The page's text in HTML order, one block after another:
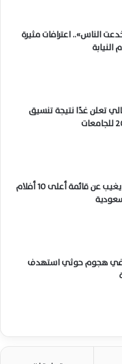
الناس».. اعترافات مثيرة
تعلن غدًا نتيجة تنسيق
«شمشون ودليلة» يغيب عن قائمة أعلى 10 أفلام
7 وإصابة 30 في هجوم حوثي استهدف